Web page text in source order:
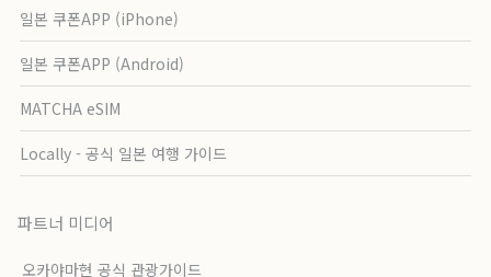
일본 쿠폰APP (iPhone)
일본 쿠폰APP (Android)
MATCHA eSIM
Locally - 공식 일본 여행 가이드
파트너 미디어
오카야마현 공식 관광가이드